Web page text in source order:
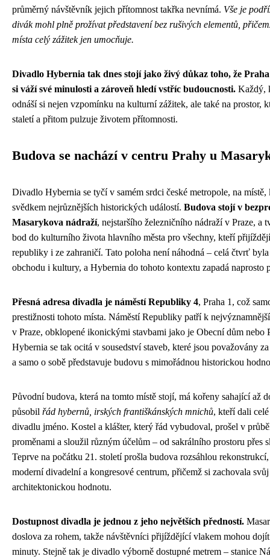
průměrný návštěvník jejich přítomnost takřka nevnímá. Vše je
divák mohl plně prožívat představení bez rušivých elementů,
místa celý zážitek jen umocňuje.
Divadlo Hybernia tak dnes stojí jako živý důkaz toho, že
si váží své minulosti a zároveň hledí vstříc budoucnosti. Každý,
odnáší si nejen vzpomínku na kulturní zážitek, ale také na prostor,
staletí a přitom pulzuje životem přítomnosti.
Budova se nachází v centru Prahy u
Divadlo Hybernia se tyčí v samém srdci české metropole, na místě,
svědkem nejrůznějších historických událostí. Budova stojí v
Masarykova nádraží, nejstaršího železničního nádraží v Praze, a
bod do kulturního života hlavního města pro všechny, kteří
republiky i ze zahraničí. Tato poloha není náhodná – celá čtvrť
obchodu i kultury, a Hybernia do tohoto kontextu zapadá naprosto
Přesná adresa divadla je náměstí Republiky 4, Praha 1, což
prestižnosti tohoto místa. Náměstí Republiky patří k
v Praze, obklopené ikonickými stavbami jako je Obecní dům nebo
Hybernia se tak ocitá v sousedství staveb, které jsou považovány
a samo o sobě představuje budovu s mimořádnou historickou
Původní budova, která na tomto místě stojí, má kořeny sahající až
působil řád hybernů, irských františkánských mnichů, kteří dali
divadlu jméno. Kostel a klášter, který řád vybudoval, prošel v
proměnami a sloužil různým účelům – od sakrálního prostoru přes
Teprve na počátku 21. století prošla budova rozsáhlou
moderní divadelní a kongresové centrum, přičemž si zachovala
architektonickou hodnotu.
Dostupnost divadla je jednou z jeho největších předností.
doslova za rohem, takže návštěvníci přijíždějící vlakem mohou
minuty. Stejně tak je divadlo výborně dostupné metrem – stanice